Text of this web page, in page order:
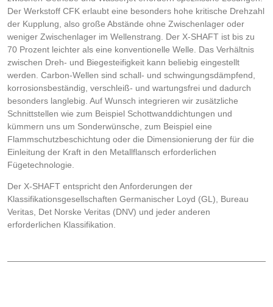
Der Werkstoff CFK erlaubt eine besonders hohe kritische Drehzahl
der Kupplung, also große Abstände ohne Zwischenlager oder
weniger Zwischenlager im Wellenstrang. Der X-SHAFT ist bis zu
70 Prozent leichter als eine konventionelle Welle. Das Verhältnis
zwischen Dreh- und Biegesteifigkeit kann beliebig eingestellt
werden. Carbon-Wellen sind schall- und schwingungsdämpfend,
korrosionsbeständig, verschleiß- und wartungsfrei und dadurch
besonders langlebig. Auf Wunsch integrieren wir zusätzliche
Schnittstellen wie zum Beispiel Schottwanddichtungen und
kümmern uns um Sonderwünsche, zum Beispiel eine
Flammschutzbeschichtung oder die Dimensionierung der für die
Einleitung der Kraft in den Metallflansch erforderlichen
Fügetechnologie.
Der X-SHAFT entspricht den Anforderungen der
Klassifikationsgesellschaften Germanischer Loyd (GL), Bureau
Veritas, Det Norske Veritas (DNV) und jeder anderen
erforderlichen Klassifikation.